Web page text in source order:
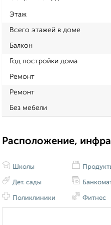
Этаж
Всего этажей в доме
Балкон
Год постройки дома
Ремонт
Ремонт
Без мебели
Расположение,
Школы
Дет. сады
Поликлиники Фитнес